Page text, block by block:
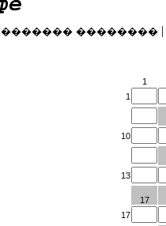
������� ��������|
1
1
10
13
17
17